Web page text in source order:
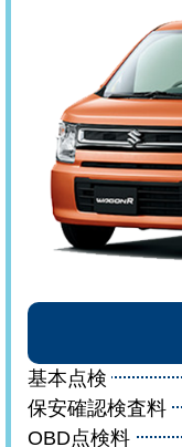
基本点検
保安確認検査料
OBD点検料